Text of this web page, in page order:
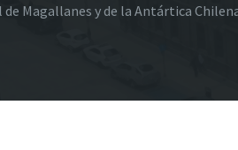
Magallanes y de la Antártica